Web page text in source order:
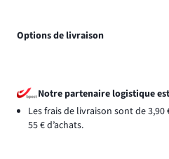
Options de livraison
Notre partenaire logistique
Les frais de livraison sont de
55 € d’achats.